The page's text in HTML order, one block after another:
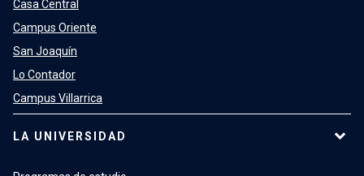
Casa Central
Campus Oriente
San Joaquín
Lo Contador
Campus Villarrica
LA UNIVERSIDAD